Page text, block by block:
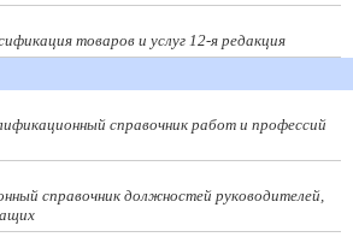
товаров и услуг 12-я редакция
справочник работ и профессий
справочник должностей руководителей,